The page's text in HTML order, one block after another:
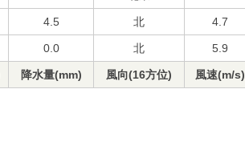
4.5 北 4.7
0.0 北 5.9
降水量(mm) 風向(16方位) 風速(m/s)